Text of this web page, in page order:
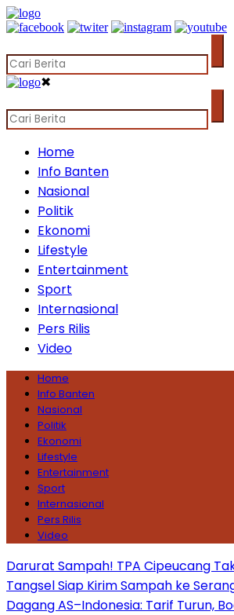
✖
Home
Info Banten
Nasional
Politik
Ekonomi
Lifestyle
Entertainment
Sport
Internasional
Pers Rilis
Video
Home
Info Banten
Nasional
Politik
Ekonomi
Lifestyle
Entertainment
Sport
Internasional
Pers Rilis
Video
Darurat Sampah! TPA Cipeucang
Tangsel Siap Kirim Sampah ke
Dagang AS–Indonesia: Tarif Turun,